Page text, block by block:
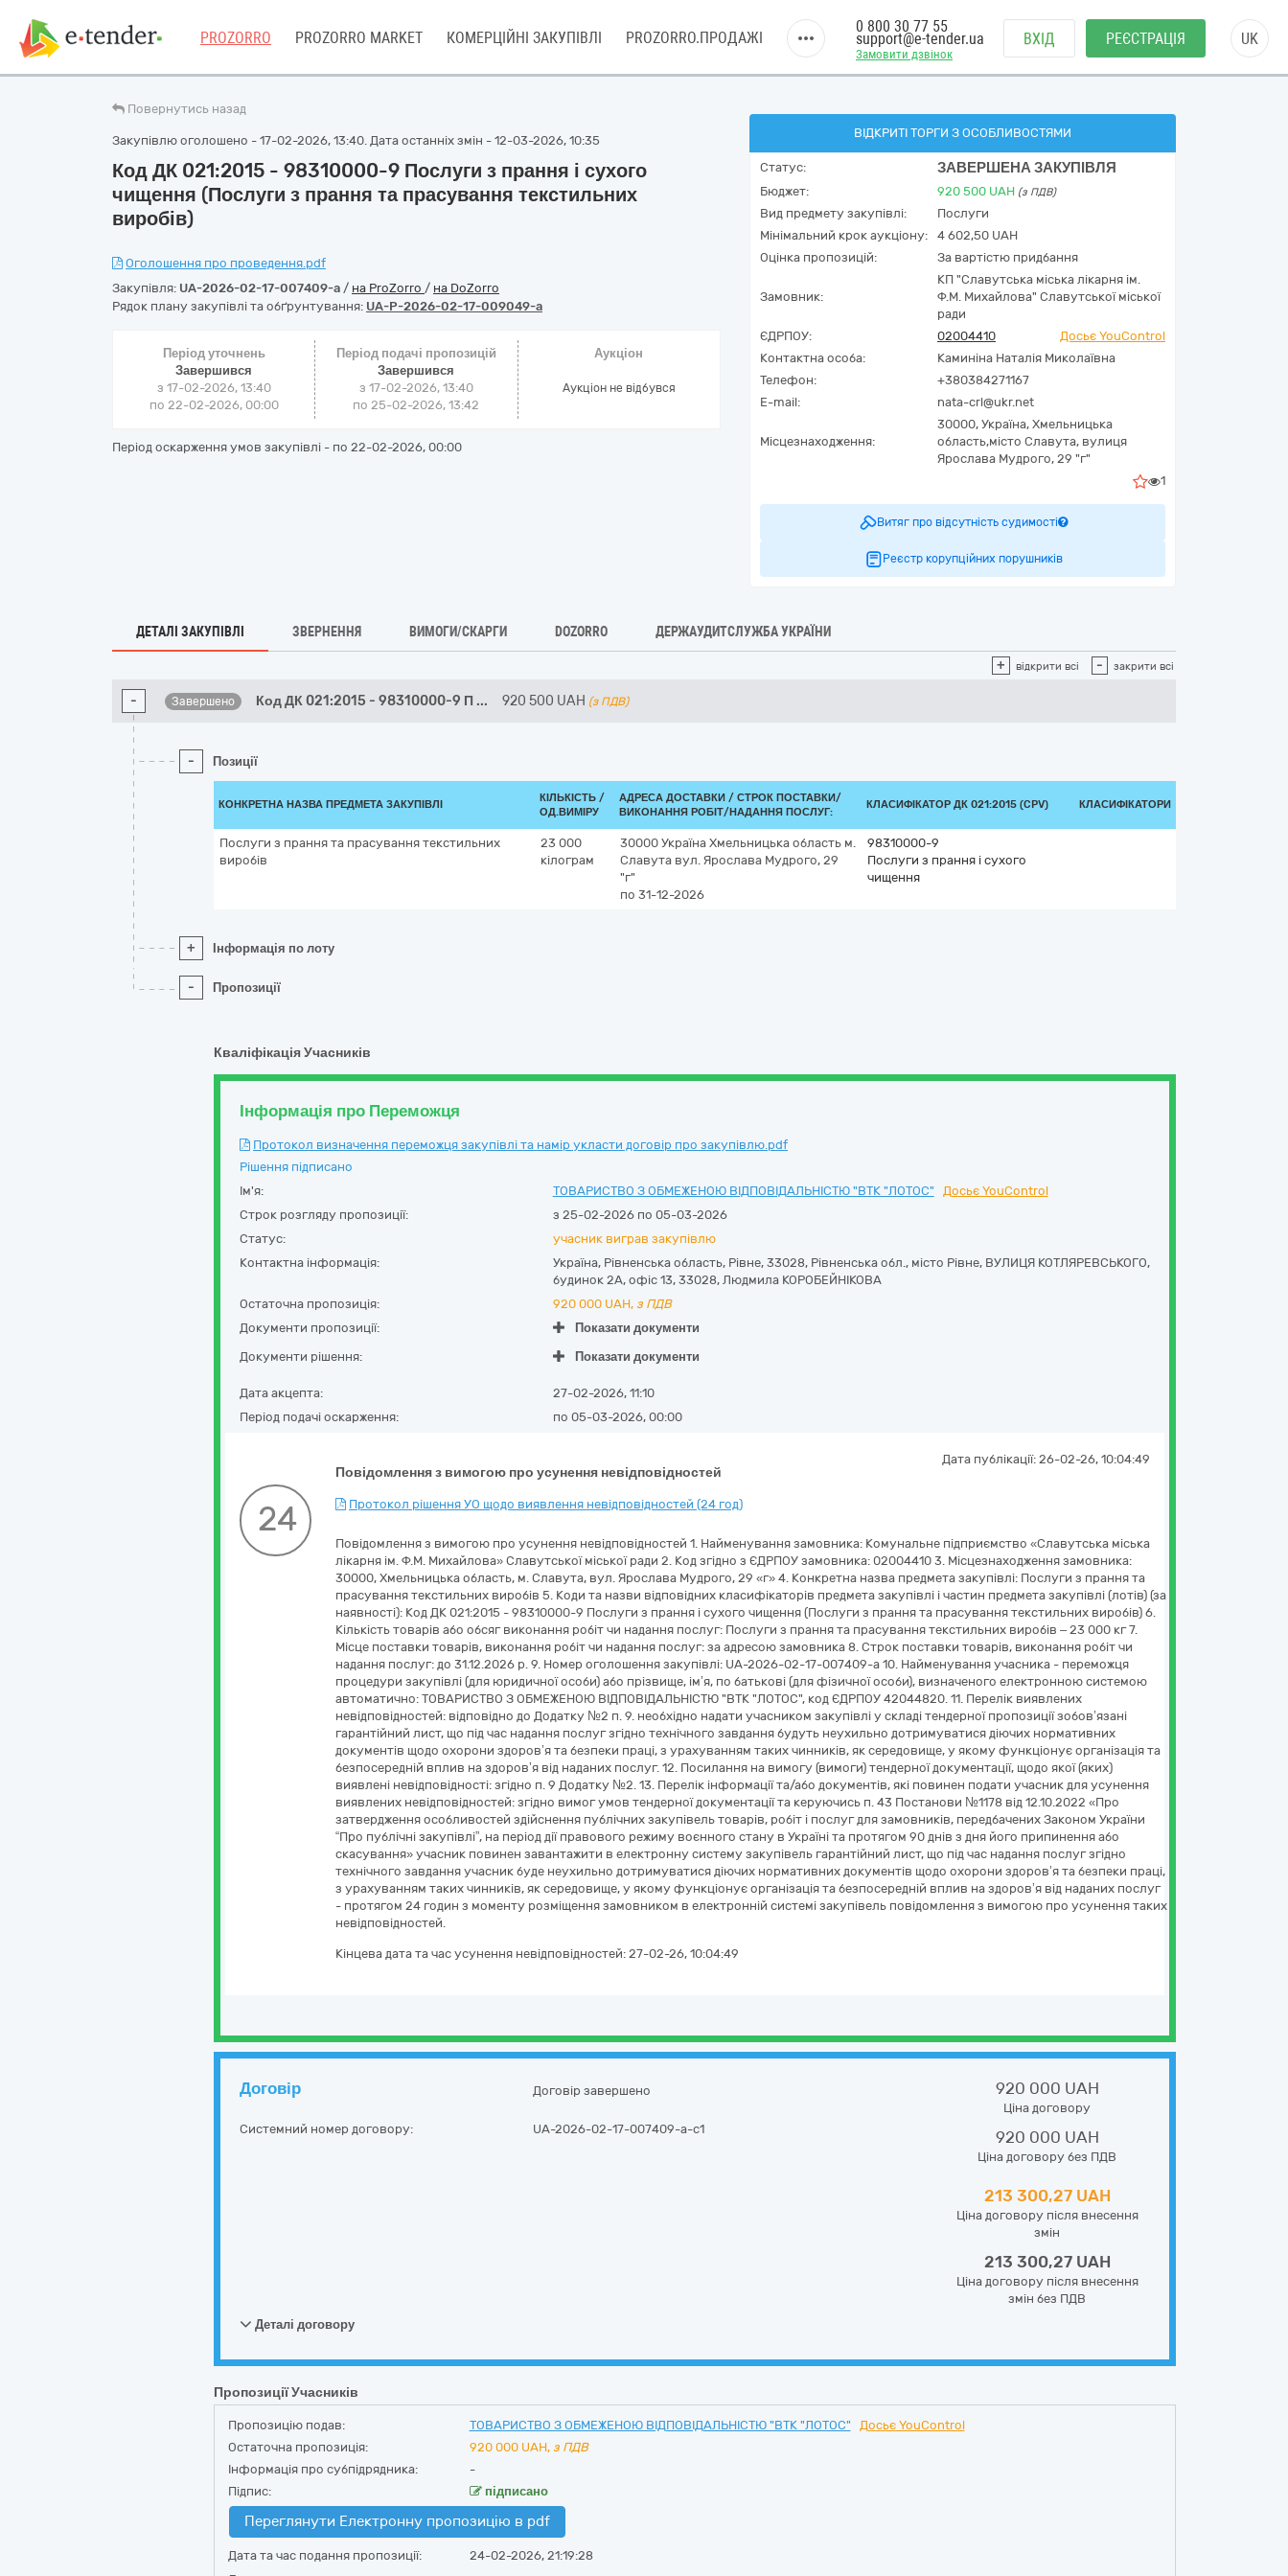
PROZORRO PROZORRO MARKET КОМЕРЦІЙНІ ЗАКУПІВЛІ PROZORRO.ПРОДАЖІ
Замовити дзвінок
0 800 30 77 55
support@e-tender.ua ВХІД РЕЄСТРАЦІЯ UK
Повернутись назад
Закупівлю оголошено - 17-02-2026, 13:40. Дата останніх змін - 12-03-2026, 10:35
Код ДК 021:2015 - 98310000-9 Послуги з прання і сухого
чищення (Послуги з прання та прасування текстильних
виробів)
Оголошення про проведення.pdf
Закупівля: UA-2026-02-17-007409-a / на ProZorro / на DoZorro
Рядок плану закупівлі та обґрунтування: UA-P-2026-02-17-009049-a
Період уточнень
Завершився
з 17-02-2026, 13:40
по 22-02-2026, 00:00
Період подачі пропозицій
Завершився
з 17-02-2026, 13:40
по 25-02-2026, 13:42
Аукціон
Аукціон не відбувся
Період оскарження умов закупівлі - по 22-02-2026, 00:00
ВІДКРИТІ ТОРГИ З ОСОБЛИВОСТЯМИ
Статус: ЗАВЕРШЕНА ЗАКУПІВЛЯ
Бюджет: 920 500 UAH (з ПДВ)
Вид предмету закупівлі:
Послуги
Мінімальний крок аукціону:
4 602,50 UAH
Оцінка пропозицій:
За вартістю придбання
Замовник:
КП "Славутська міська лікарня ім.
Ф.М. Михайлова" Славутської міської
ради
ЄДРПОУ:
02004410
Досьє YouControl
Контактна особа:
Каминіна Наталія Миколаївна
Телефон:
+380384271167
E-mail:
nata-crl@ukr.net
Місцезнаходження:
30000, Україна, Хмельницька
область,місто Славута, вулиця
Ярослава Мудрого, 29 "г"
1
Витяг про відсутність судимості
Реєстр корупційних порушників
ДЕТАЛІ ЗАКУПІВЛІ ЗВЕРНЕННЯ ВИМОГИ/СКАРГИ DOZORRO ДЕРЖАУДИТСЛУЖБА УКРАЇНИ
+ відкрити всі - закрити всі
- Завершено Код ДК 021:2015 - 98310000-9 П ... 920 500 UAH (з ПДВ)
- Позиції
КОНКРЕТНА НАЗВА ПРЕДМЕТА ЗАКУПІВЛІ
КІЛЬКІСТЬ /
ОД.ВИМІРУ
АДРЕСА ДОСТАВКИ / СТРОК ПОСТАВКИ/
ВИКОНАННЯ РОБІТ/НАДАННЯ ПОСЛУГ:
КЛАСИФІКАТОР ДК 021:2015 (CPV) КЛАСИФІКАТОРИ
Послуги з прання та прасування текстильних
виробів
23 000
кілограм
30000 Україна Хмельницька область м.
Славута вул. Ярослава Мудрого, 29
"г"
по 31-12-2026
98310000-9
Послуги з прання і сухого
чищення
+ Інформація по лоту
- Пропозиції
Кваліфікація Учасників
Інформація про Переможця
Протокол визначення переможця закупівлі та намір укласти договір про закупівлю.pdf
Рішення підписано
Ім'я:
ТОВАРИСТВО З ОБМЕЖЕНОЮ ВІДПОВІДАЛЬНІСТЮ "ВТК "ЛОТОС"
Досьє YouControl
Строк розгляду пропозиції:
з 25-02-2026 по 05-03-2026
Статус:
учасник виграв закупівлю
Контактна інформація:
Україна, Рівненська область, Рівне, 33028, Рівненська обл., місто Рівне, ВУЛИЦЯ КОТЛЯРЕВСЬКОГО,
будинок 2А, офіс 13, 33028, Людмила КОРОБЕЙНІКОВА
Остаточна пропозиція:
920 000 UAH, з ПДВ
Документи пропозиції:
Показати документи
Документи рішення:
Показати документи
Дата акцепта:
27-02-2026, 11:10
Період подачі оскарження:
по 05-03-2026, 00:00
Повідомлення з вимогою про усунення невідповідностей
Дата публікації: 26-02-26, 10:04:49
24 Протокол рішення УО щодо виявлення невідповідностей (24 год)
Повідомлення з вимогою про усунення невідповідностей 1. Найменування замовника: Комунальне підприємство «Славутська міська
лікарня ім. Ф.М. Михайлова» Славутської міської ради 2. Код згідно з ЄДРПОУ замовника: 02004410 3. Місцезнаходження замовника:
30000, Хмельницька область, м. Славута, вул. Ярослава Мудрого, 29 «г» 4. Конкретна назва предмета закупівлі: Послуги з прання та
прасування текстильних виробів 5. Коди та назви відповідних класифікаторів предмета закупівлі і частин предмета закупівлі (лотів) (за
наявності): Код ДК 021:2015 - 98310000-9 Послуги з прання і сухого чищення (Послуги з прання та прасування текстильних виробів) 6.
Кількість товарів або обсяг виконання робіт чи надання послуг: Послуги з прання та прасування текстильних виробів – 23 000 кг 7.
Місце поставки товарів, виконання робіт чи надання послуг: за адресою замовника 8. Строк поставки товарів, виконання робіт чи
надання послуг: до 31.12.2026 р. 9. Номер оголошення закупівлі: UA-2026-02-17-007409-a 10. Найменування учасника - переможця
процедури закупівлі (для юридичної особи) або прізвище, ім’я, по батькові (для фізичної особи), визначеного електронною системою
автоматично: ТОВАРИСТВО З ОБМЕЖЕНОЮ ВІДПОВІДАЛЬНІСТЮ "ВТК "ЛОТОС", код ЄДРПОУ 42044820. 11. Перелік виявлених
невідповідностей: відповідно до Додатку №2 п. 9. необхідно надати учасником закупівлі у складі тендерної пропозиції зобов’язані
гарантійний лист, що під час надання послуг згідно технічного завдання будуть неухильно дотримуватися діючих нормативних
документів щодо охорони здоров’я та безпеки праці, з урахуванням таких чинників, як середовище, у якому функціонує організація та
безпосередній вплив на здоров’я від наданих послуг. 12. Посилання на вимогу (вимоги) тендерної документації, щодо якої (яких)
виявлені невідповідності: згідно п. 9 Додатку №2. 13. Перелік інформації та/або документів, які повинен подати учасник для усунення
виявлених невідповідностей: згідно вимог умов тендерної документації та керуючись п. 43 Постанови №1178 від 12.10.2022 «Про
затвердження особливостей здійснення публічних закупівель товарів, робіт і послуг для замовників, передбачених Законом України
“Про публічні закупівлі”, на період дії правового режиму воєнного стану в Україні та протягом 90 днів з дня його припинення або
скасування» учасник повинен завантажити в електронну систему закупівель гарантійний лист, що під час надання послуг згідно
технічного завдання учасник буде неухильно дотримуватися діючих нормативних документів щодо охорони здоров’я та безпеки праці,
з урахуванням таких чинників, як середовище, у якому функціонує організація та безпосередній вплив на здоров’я від наданих послуг
- протягом 24 годин з моменту розміщення замовником в електронній системі закупівель повідомлення з вимогою про усунення таких
невідповідностей.
Кінцева дата та час усунення невідповідностей: 27-02-26, 10:04:49
Договір Договір завершено
Системний номер договору: UA-2026-02-17-007409-a-c1
920 000 UAH
Ціна договору
920 000 UAH
Ціна договору без ПДВ
213 300,27 UAH
Ціна договору після внесення
змін
213 300,27 UAH
Ціна договору після внесення
змін без ПДВ
Деталі договору
Пропозиції Учасників
Пропозицію подав: ТОВАРИСТВО З ОБМЕЖЕНОЮ ВІДПОВІДАЛЬНІСТЮ "ВТК "ЛОТОС"
Досьє YouControl
Остаточна пропозиція:
920 000 UAH, з ПДВ
Інформація про субпідрядника:
-
Підпис:
підписано
Переглянути Електронну пропозицію в pdf
Дата та час подання пропозиції:
24-02-2026, 21:19:28